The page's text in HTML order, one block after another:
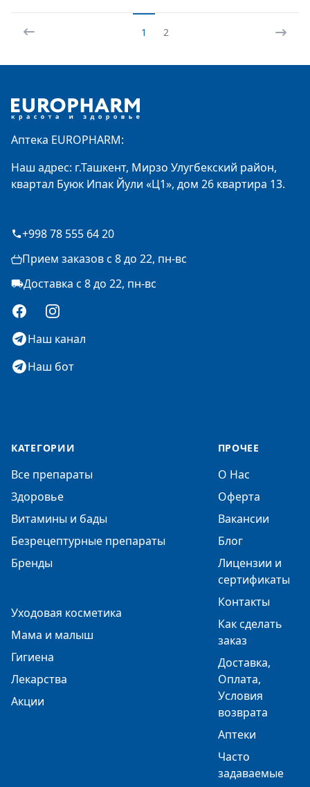
1 2
Аптека EUROPHARM:
Наш адрес: г.Ташкент, Мирзо Улугбекский район,
квартал Буюк Ипак Йули «Ц1», дом 26 квартира 13.
+998 78 555 64 20
Прием заказов с 8 до 22, пн-вс
Доставка с 8 до 22, пн-вс
FacebookInstagram
Наш канал
Наш бот
КАТЕГОРИИ
Все препараты
Здоровье
Витамины и бады
Безрецептурные препараты
Бренды
Уходовая косметика
Мама и малыш
Гигиена
Лекарства
Акции
ПРОЧЕЕ
О Нас
Оферта
Вакансии
Блог
Лицензии и
сертификаты
Контакты
Как сделать
заказ
Доставка,
Оплата,
Условия
возврата
Аптеки
Часто
задаваемые